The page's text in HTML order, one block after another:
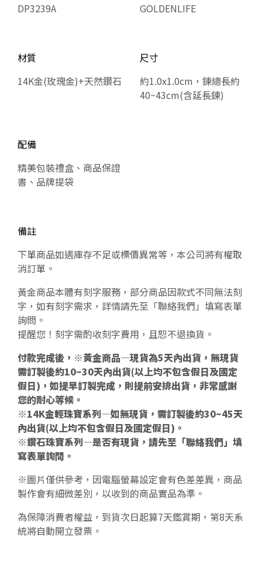
DP3239A
GOLDENLIFE
材質
14K金(玫瑰金)+天然鑽石
尺寸
約1.0x1.0cm，鍊總長約
40~43cm(含延長鍊)
配備
精美包裝禮盒、商品保證
書、品牌提袋
備註
下單商品如遇庫存不足或標價異常等，本公司將有權取
消訂單。
黃金商品本體有刻字服務，部分商品因款式不同無法刻
字，如有刻字需求，詳情請先至「聯絡我們」填寫表單
詢問。
提醒您！刻字需酌收刻字費用，且恕不退換貨。
付款完成後，※黃金商品—現貨為5天內出貨，無現貨
需訂製後約10~30天內出貨(以上均不包含假日及國定
假日)，如提早訂製完成，則提前安排出貨，非常感謝
您的耐心等候。
※14K金輕珠寶系列—如無現貨，需訂製後約30~45天
內出貨(以上均不包含假日及國定假日)。
※鑽石珠寶系列—是否有現貨，請先至「聯絡我們」填
寫表單詢問。
※圖片僅供參考，因電腦螢幕設定會有色差差異，商品
製作會有細微差別，以收到的商品實品為準。
為保障消費者權益，到貨次日起算7天鑑賞期，第8天系
統將自動開立發票。